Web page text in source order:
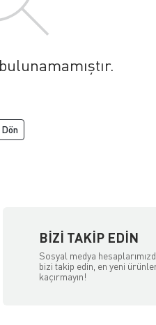
BIZI TAKIP EDIN
Sosyal medya
bizi takip edin, en yeni
kaçırmayın!